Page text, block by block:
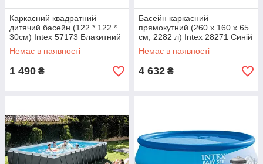
Каркасний квадратний
дитячий басейн (122 * 122 *
30см) Intex 57173 Блакитний
Немає в наявності
1 490 ₴
Басейн каркасний
прямокутний (260 x 160 x 65
см, 2282 л) Intex 28271 Синій
Немає в наявності
4 632 ₴